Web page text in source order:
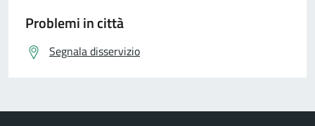
Problemi in città
Segnala disservizio